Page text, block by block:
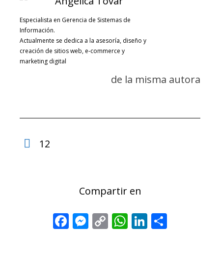
Especialista en Gerencia de Sistemas de
Información.
Actualmente se dedica a la asesoría, diseño y
creación de sitios web, e-commerce y
marketing digital
de la misma autora
12
Compartir en
Facebook
Messenger
CopyWhatsApp
LinkedIn